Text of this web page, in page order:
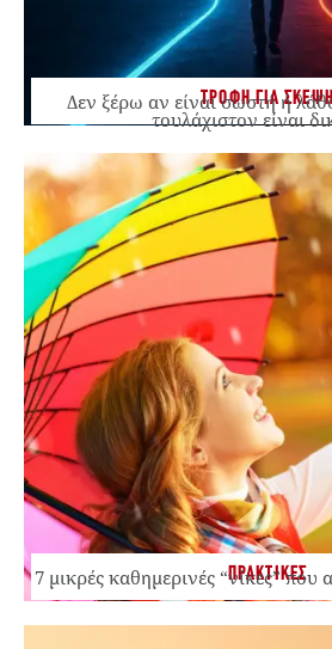
ΤΡΟΦΗ ΓΙΑ
Δεν ξέρω αν είναι σωστή ή
τουλάχιστον είναι
ΠΡΑΚΤΙΚΕΣ
7 μικρές καθημερινές “νίκες”